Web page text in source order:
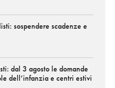
sospendere scadenze e
dal 3 agosto le domande
dell’infanzia e centri estivi